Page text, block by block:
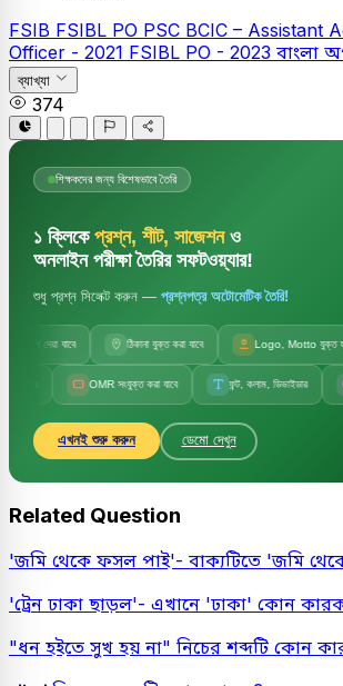
FSIB FSIBL PO PSC BCIC – Assistant
Officer - 2021 FSIBL PO - 2023 বাংলা
ব্যাখ্যা
374
শিক্ষকদের জন্য বিশেষভাবে তৈরি
১ ক্লিকে প্রশ্ন, শীট, সাজেশনও
অনলাইন পরীক্ষা তৈরির সফটওয়্যার!
শুধু প্রশ্ন সিলেক্ট করুন — প্রশ্নপত্র অটোমেটিক তৈরি!
দেয়া যাবে ঠিকানা যুক্ত করা যাবে Logo, Motto যুক্ত হবে
OMR সংযুক্ত করা যাবে ফন্ট, কলাম, ডিভাইডার
এখনই শুরু করুন ডেমো দেখুন
Related Question
'জমি থেকে ফসল পাই'- বাক্যটিতে 'জমি
'ট্রেন ঢাকা ছাড়ল'- এখানে 'ঢাকা' কোন
"ধন হইতে সুখ হয় না" নিচের শব্দটি কোন